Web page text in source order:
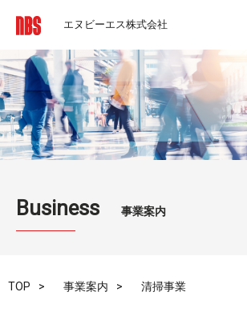
エヌビーエス株式会社
Business 事業案内
TOP 事業案内 清掃事業